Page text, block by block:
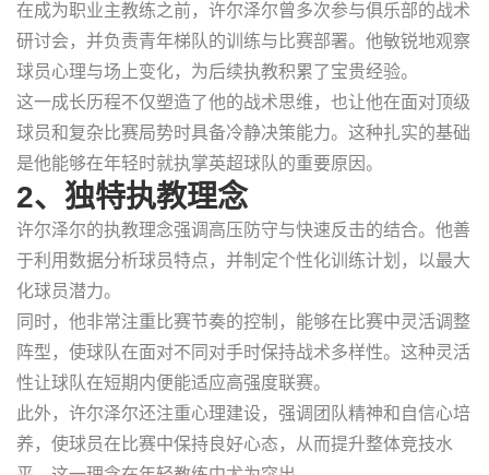
在成为职业主教练之前，许尔泽尔曾多次参与俱乐部的战术
研讨会，并负责青年梯队的训练与比赛部署。他敏锐地观察
球员心理与场上变化，为后续执教积累了宝贵经验。
这一成长历程不仅塑造了他的战术思维，也让他在面对顶级
球员和复杂比赛局势时具备冷静决策能力。这种扎实的基础
是他能够在年轻时就执掌英超球队的重要原因。
2、独特执教理念
许尔泽尔的执教理念强调高压防守与快速反击的结合。他善
于利用数据分析球员特点，并制定个性化训练计划，以最大
化球员潜力。
同时，他非常注重比赛节奏的控制，能够在比赛中灵活调整
阵型，使球队在面对不同对手时保持战术多样性。这种灵活
性让球队在短期内便能适应高强度联赛。
此外，许尔泽尔还注重心理建设，强调团队精神和自信心培
养，使球员在比赛中保持良好心态，从而提升整体竞技水